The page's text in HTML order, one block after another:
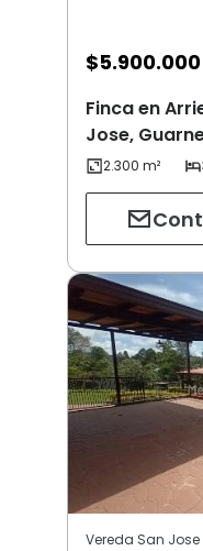
$5.900.000
Finca en
Jose,
Vereda San Jose